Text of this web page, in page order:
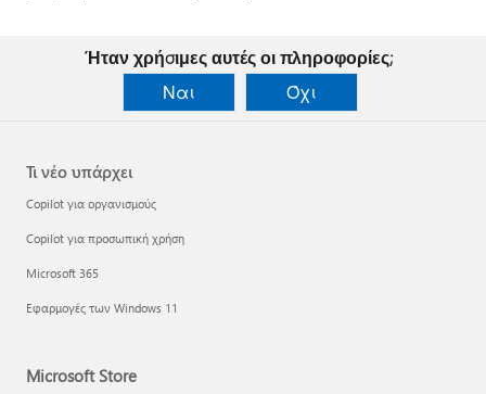
Ήταν χρήσιμες αυτές οι πληροφορίες;
Ναι
Όχι
Τι νέο υπάρχει
Copilot για οργανισμούς
Copilot για προσωπική χρήση
Microsoft 365
Εφαρμογές των Windows 11
Microsoft Store